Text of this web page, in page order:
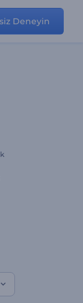
Deneyin